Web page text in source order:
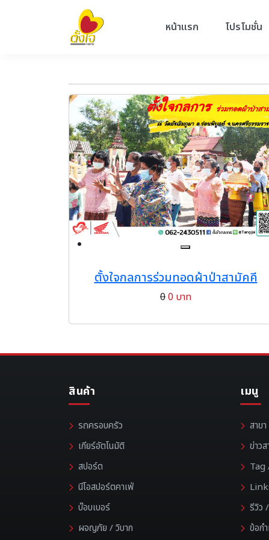
หน้าแรก โปรโมชั่น
ตั้งใจกลการร่วมทอดผ้าป่าสามัคคี
00 บาท
สินค้า
รถครอบครัว
เกียร์อัตโนมัติ
สปอร์ต
นีโอสปอร์ตคาเฟ่
บ๊อบเบอร์
ผจญภัย / วิบาก
เมนู
สาขา
ข่าว
Tag
รีวิว
ข้อก